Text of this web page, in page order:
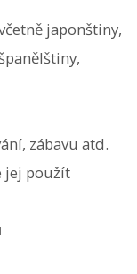
japonštiny,
zábavu atd.
jej použít